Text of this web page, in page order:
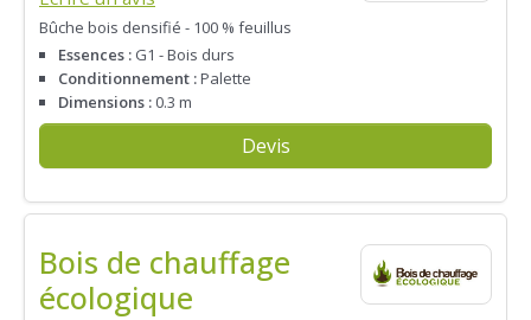
Bûche bois densifié - 100 % feuillus
Essences : G1 - Bois durs
Conditionnement :Palette
Dimensions : 0.3 m
Devis
Bois de chauffage
écologique